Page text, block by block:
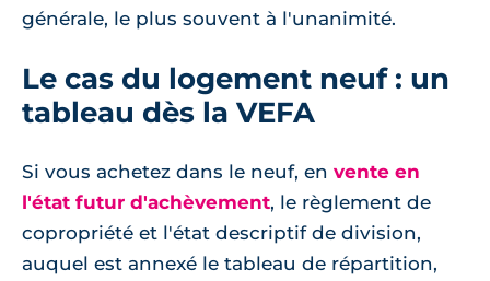
générale, le plus souvent à l'unanimité.
Le cas du logement neuf : un
tableau dès la VEFA
Si vous achetez dans le neuf, en vente en
l'état futur d'achèvement, le règlement de
copropriété et l'état descriptif de division,
auquel est annexé le tableau de répartition,